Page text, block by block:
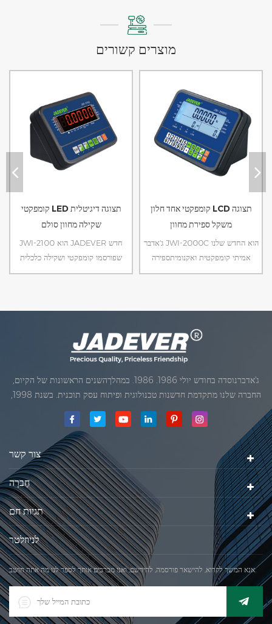
מוצרים קשורים
קומפקטי LED תצוגה דיגיטלית
שקילה מחוון סולם
JWI-2100 הוא JADEVER חדש
שפורסמו קומפקטי ושקילה כלכלית
אינדיקטור. עם תצוגת LED בהירים
קומפקטי אחד חלון LCD תצוגה
משקל ספירת מחוון
ג'אדבר JWI-2000C הוא החדש שלנו
אמיתי קומפקטית ואקנומיתספירה
אינדיקטור. עם רק אחד חלון LCD
ג'אדברנוסדה בחודש יולי 1986. 1986. במהלךהשנים הראשונות של הקיום,
החברה שלנו מתקדמת חדשנות טכנולוגית ופיתוח עסק תוכנית. בשנת 1998,
החברה שלנו השיגה את המטרה האיכותי, כאשר הראשון של המוצרים שלנו
ג'אדברסולם ושות 'בע"מהיה
צור קשר
חֶברָה
תגיות חם
לניוזלטר
אנא המשך לקרוא, להישאר פורסמה, להירשם, ואנו מברכים אותך לספר לנו מה אתה חושב.